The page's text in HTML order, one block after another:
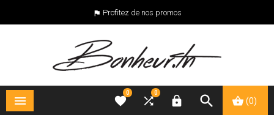
 Profitez de nos promos
 (0)


0

0